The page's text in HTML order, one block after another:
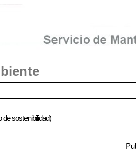
de sostenibilidad)